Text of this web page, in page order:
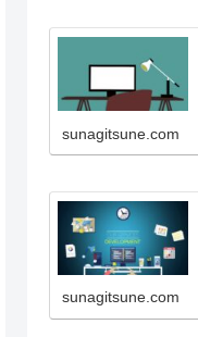
sunagitsune.com
sunagitsune.com